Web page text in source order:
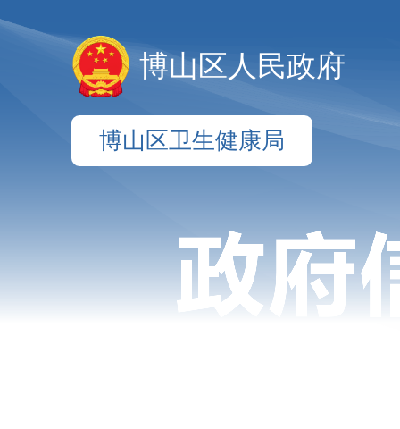
博山区人民政府
博山区卫生健康局